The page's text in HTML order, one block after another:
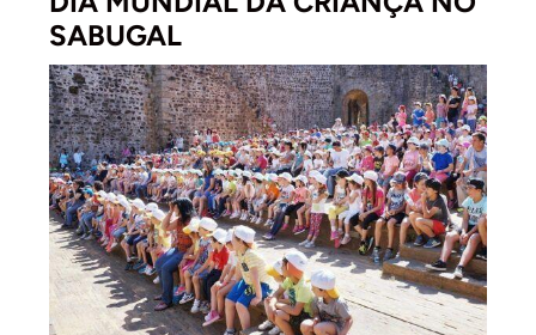
SABUGAL